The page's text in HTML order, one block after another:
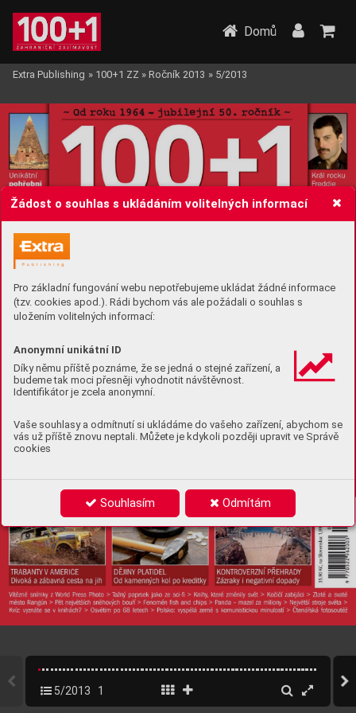
Žádost o souhlas s ukládáním volitelných informací
Pro základní fungování webu nepotřebujeme ukládat žádné informace
(tzv. cookies apod.). Rádi bychom vás ale požádali o souhlas s
uložením volitelných informací:
Anonymní unikátní ID
Díky němu příště poznáme, že se jedná o stejné zařízení, a
budeme tak moci přesněji vyhodnotit návštěvnost.
Identifikátor je zcela anonymní.
Vaše souhlasy a odmítnutí si ukládáme do vašeho zařízení, abychom se
vás už příště znovu neptali. Můžete je kdykoli později upravit ve Správě
cookies
Souhlasím Odmítám
Domů
Extra Publishing » 100+1 ZZ » Ročník 2013 » 5/2013
5/2013 1